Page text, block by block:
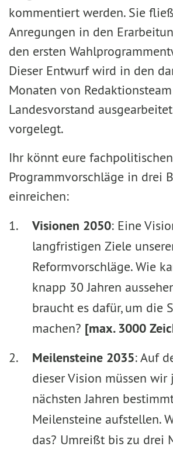
kommentiert werden. Sie
Anregungen in den
den ersten
Dieser Entwurf wird in den
Monaten von
Landesvorstand
vorgelegt.
Ihr könnt eure fachpolitischen
Programmvorschläge in drei
einreichen:
Visionen 2050: Eine
langfristigen Ziele
Reformvorschläge. Wie
knapp 30 Jahren
braucht es dafür, um die
machen? [max. 3000
Meilensteine 2035: Auf
dieser Vision müssen
nächsten Jahren
Meilensteine aufstellen.
das? Umreißt bis zu drei